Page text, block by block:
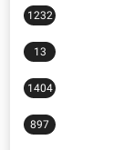
1232
13
1404
897